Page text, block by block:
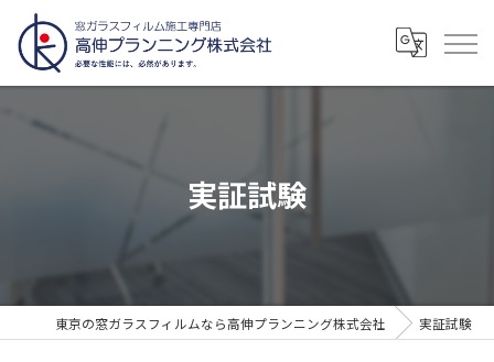
実証試験
東京の窓ガラスフィルムなら高伸プランニング株式会社 実証試験